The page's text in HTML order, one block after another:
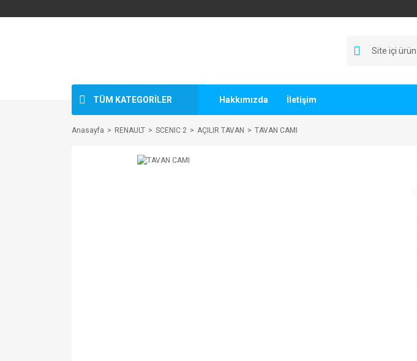
TÜM KATEGORİLER Hakkımızda İletişim
Anasayfa RENAULT SCENIC 2 AÇILIR TAVAN TAVAN CAMI